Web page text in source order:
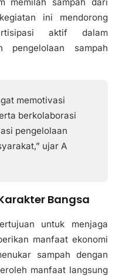
ini mendorong
aktif dalam
pengelolaan sampah
memotivasi
berkolaborasi
pengelolaan
ujar A
Bangsa
untuk menjaga
manfaat ekonomi
sampah dengan
manfaat langsung